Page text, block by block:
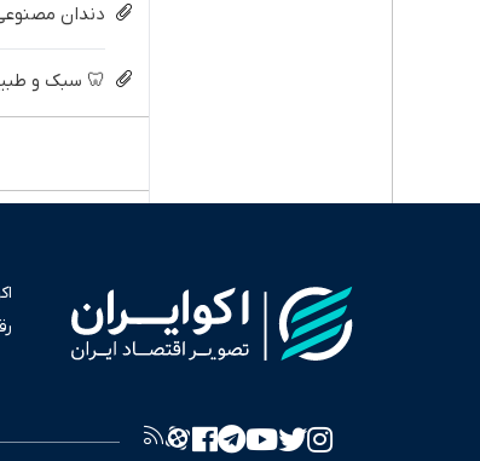
دندان
🦷 سبک و